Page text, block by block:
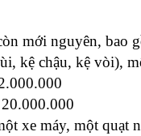
mới nguyên, bao
kệ chậu, kệ vòi),
xe máy, một quạt